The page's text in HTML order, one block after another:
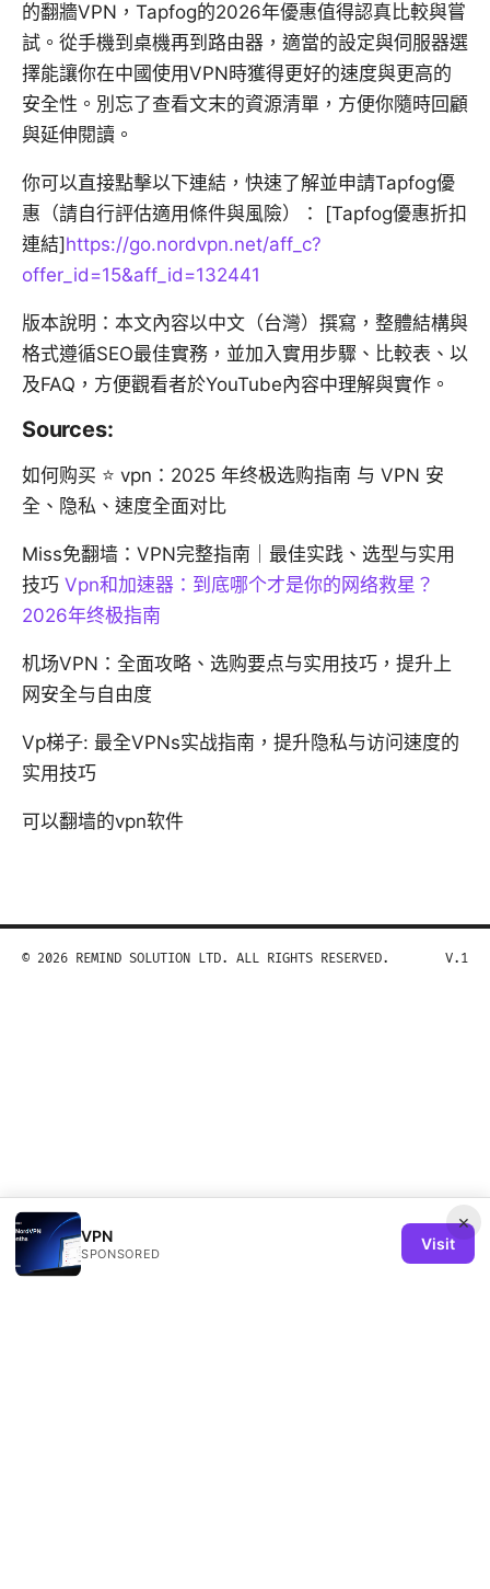
的翻牆VPN，Tapfog的2026年優惠值得認真比較與嘗
試。從手機到桌機再到路由器，適當的設定與伺服器選
擇能讓你在中國使用VPN時獲得更好的速度與更高的
安全性。別忘了查看文末的資源清單，方便你隨時回顧
與延伸閱讀。
你可以直接點擊以下連結，快速了解並申請Tapfog優
惠（請自行評估適用條件與風險）： [Tapfog優惠折扣
連結] https://go.nordvpn.net/aff_c?
offer_id=15&aff_id=132441
版本說明：本文內容以中文（台灣）撰寫，整體結構與
格式遵循SEO最佳實務，並加入實用步驟、比較表、以
及FAQ，方便觀看者於YouTube內容中理解與實作。
Sources:
如何购买 ⭐ vpn：2025 年终极选购指南 与 VPN 安
全、隐私、速度全面对比
Miss免翻墙：VPN完整指南｜最佳实践、选型与实用
技巧 Vpn和加速器：到底哪个才是你的网络救星？
2026年终极指南
机场VPN：全面攻略、选购要点与实用技巧，提升上
网安全与自由度
Vp梯子: 最全VPNs实战指南，提升隐私与访问速度的
实用技巧
可以翻墙的vpn软件
×
VPN
SPONSORED
Visit
© 2026 REMIND SOLUTION LTD. ALL RIGHTS RESERVED. V.1